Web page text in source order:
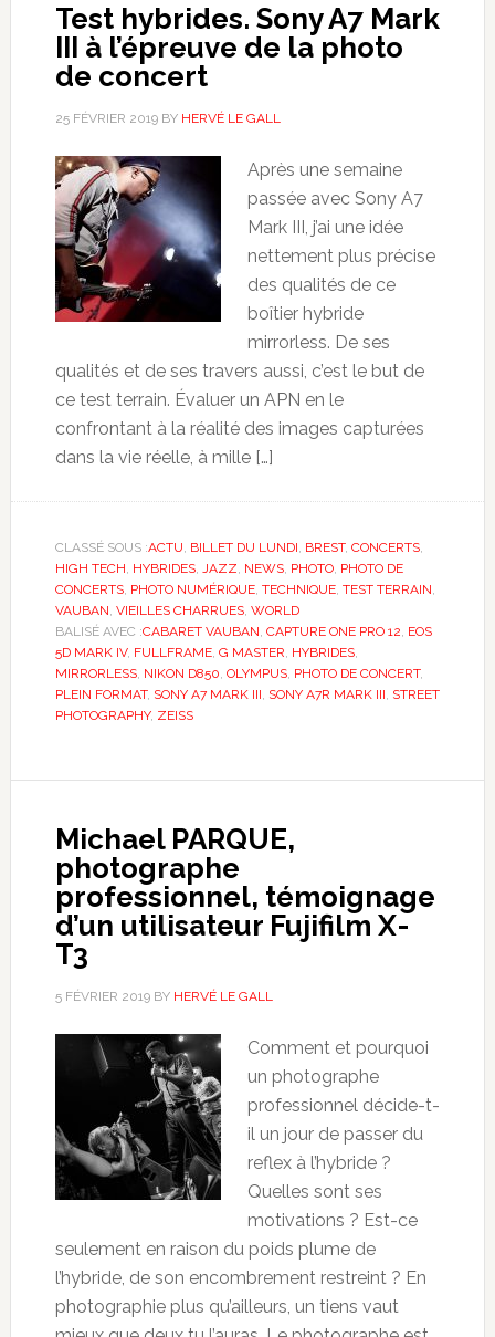
Test hybrides. Sony A7 Mark
III à l’épreuve de la photo
de concert
25 FÉVRIER 2019BY HERVÉ LE GALL
Après une semaine
passée avec Sony A7
Mark III, j’ai une idée
nettement plus précise
des qualités de ce
boîtier hybride
mirrorless. De ses
qualités et de ses travers aussi, c’est le but de
ce test terrain. Évaluer un APN en le
confrontant à la réalité des images capturées
dans la vie réelle, à mille […]
CLASSÉ SOUS :ACTU BILLET DU LUNDI BREST, CONCERTS,
HIGH TECH HYBRIDES, JAZZ NEWS, PHOTO, PHOTO DE
CONCERTS, PHOTO NUMÉRIQUE, TECHNIQUE, TEST TERRAIN
VAUBAN VIEILLES CHARRUES, WORLD
BALISÉ AVEC :CABARET VAUBAN CAPTURE ONE PRO 12 EOS
5D MARK IV, FULLFRAME, G MASTER HYBRIDES,
MIRRORLESS, NIKON D850 OLYMPUS, PHOTO DE CONCERT,
PLEIN FORMAT, SONY A7 MARK III SONY A7R MARK III STREET
PHOTOGRAPHY, ZEISS
Michael PARQUE,
photographe
professionnel, témoignage
d’un utilisateur Fujifilm X-
T3
5 FÉVRIER 2019BY HERVÉ LE GALL
Comment et pourquoi
un photographe
professionnel décide-t-
il un jour de passer du
reflex à l’hybride ?
Quelles sont ses
motivations ? Est-ce
seulement en raison du poids plume de
l’hybride, de son encombrement restreint ? En
photographie plus qu’ailleurs, un tiens vaut